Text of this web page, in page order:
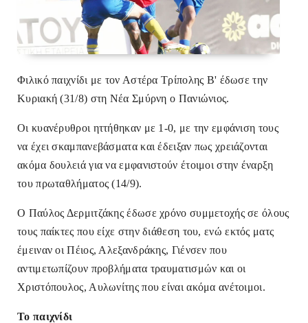
Φιλικό παιχνίδι με τον Αστέρα Τρίπολης Β' έδωσε την
Κυριακή (31/8) στη Νέα Σμύρνη ο Πανιώνιος.
Οι κυανέρυθροι ηττήθηκαν με 1-0, με την εμφάνιση τους
να έχει σκαμπανεβάσματα και έδειξαν πως χρειάζονται
ακόμα δουλειά για να εμφανιστούν έτοιμοι στην έναρξη
του πρωταθλήματος (14/9).
Ο Παύλος Δερμιτζάκης έδωσε χρόνο συμμετοχής σε όλους
τους παίκτες που είχε στην διάθεση του, ενώ εκτός ματς
έμειναν οι Πέιος, Αλεξανδράκης, Γιένσεν που
αντιμετωπίζουν προβλήματα τραυματισμών και οι
Χριστόπουλος, Αυλωνίτης που είναι ακόμα ανέτοιμοι.
Το παιχνίδι